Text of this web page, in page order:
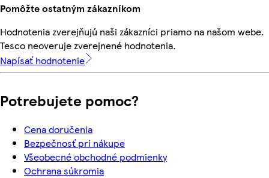
Pomôžte ostatným zákazníkom
Hodnotenia zverejňujú naši zákazníci priamo na našom webe.
Tesco neoveruje zverejnené hodnotenia.
Napísať hodnotenie
Potrebujete pomoc?
Cena doručenia
Bezpečnosť pri nákupe
Všeobecné obchodné podmienky
Ochrana súkromia